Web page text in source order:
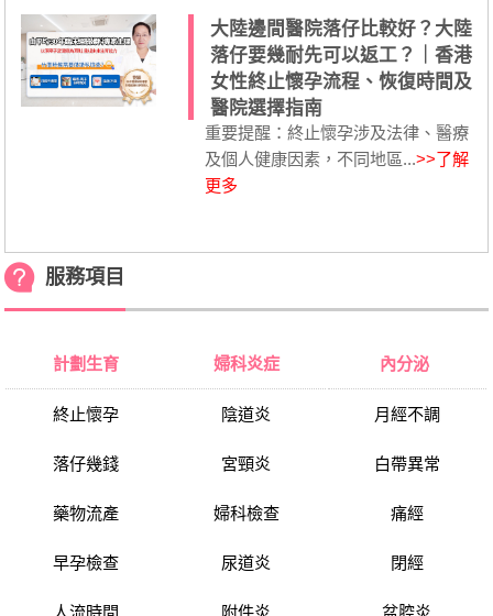
大陸邊間醫院落仔比較好？大陸
落仔要幾耐先可以返工？｜香港
女性終止懷孕流程、恢復時間及
醫院選擇指南
重要提醒：終止懷孕涉及法律、醫療
及個人健康因素，不同地區...>>了解
更多
服務項目
計劃生育
終止懷孕
落仔幾錢
藥物流產
早孕檢查
人流時間
婦科炎症
陰道炎
宮頸炎
婦科檢查
尿道炎
附件炎
內分泌
月經不調
白帶異常
痛經
閉經
盆腔炎